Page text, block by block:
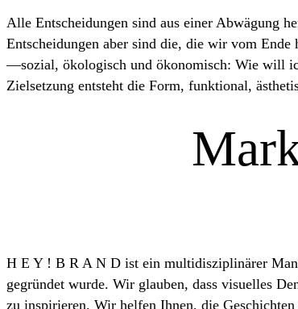
Alle Entscheidungen sind aus einer Abwägung
Entscheidungen aber sind die, die wir vom Ende
—sozial, ökologisch und ökonomisch: Wie will
Zielsetzung entsteht die Form, funktional,
H E Y ! B R A N D ist ein multidisziplinärer
gegründet wurde. Wir glauben, dass visuelles
zu inspirieren. Wir helfen Ihnen, die